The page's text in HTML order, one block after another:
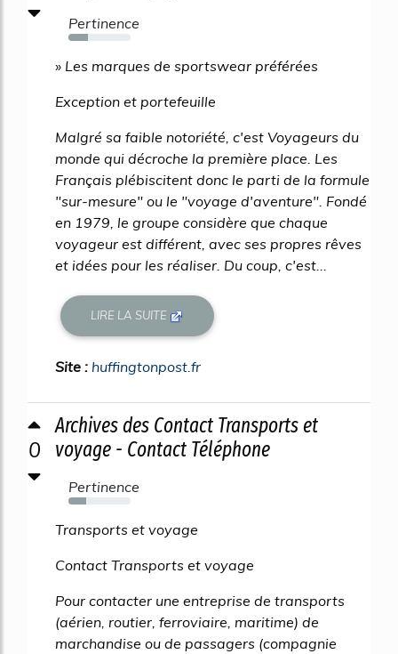
Pertinence
31%
» Les marques de sportswear préférées
Exception et portefeuille
Malgré sa faible notoriété, c'est Voyageurs du
monde qui décroche la première place. Les
Français plébiscitent donc le parti de la formule
"sur-mesure" ou le "voyage d'aventure". Fondé
en 1979, le groupe considère que chaque
voyageur est différent, avec ses propres rêves
et idées pour les réaliser. Du coup, c'est...
LIRE LA SUITE
Site : huffingtonpost.fr
0
Archives des Contact Transports et
voyage - Contact Téléphone
Pertinence
28%
Transports et voyage
Contact Transports et voyage
Pour contacter une entreprise de transports
(aérien, routier, ferroviaire, maritime) de
marchandise ou de passagers (compagnie